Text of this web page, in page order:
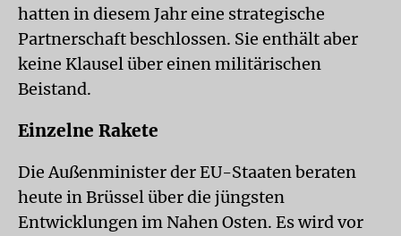
hatten in diesem Jahr eine strategische
Partnerschaft beschlossen. Sie enthält aber
keine Klausel über einen militärischen
Beistand.
Einzelne Rakete
Die Außenminister der EU-Staaten beraten
heute in Brüssel über die jüngsten
Entwicklungen im Nahen Osten. Es wird vor